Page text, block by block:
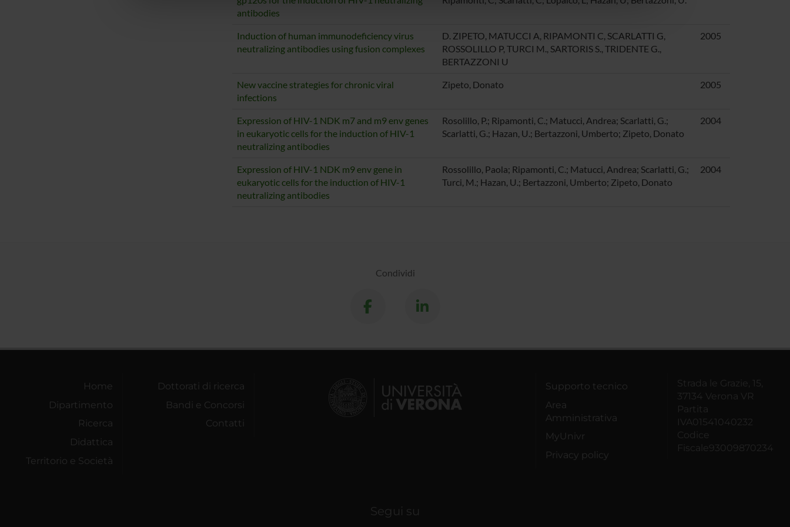
che hanno raccolto dal tuo utilizzo dei loro servizi.
antibodies
Induction of human immunodeficiency virus
neutralizing antibodies using fusion complexes
D. ZIPETO, MATUCCI A, RIPAMONTI C, SCARLATTI G,
ROSSOLILLO P, TURCI M., SARTORIS S., TRIDENTE G.,
BERTAZZONI U
2005
New vaccine strategies for chronic viral
infections
Zipeto, Donato 2005
Expression of HIV-1 NDK m7 and m9 env genes
in eukaryotic cells for the induction of HIV-1
neutralizing antibodies
Rosolillo, P.; Ripamonti, C.; Matucci, Andrea; Scarlatti, G.;
Scarlatti, G.; Hazan, U.; Bertazzoni, Umberto; Zipeto, Donato
2004
Expression of HIV-1 NDK m9 env gene in
eukaryotic cells for the induction of HIV-1
neutralizing antibodies
Rossolillo, Paola; Ripamonti, C.; Matucci, Andrea; Scarlatti, G.;
Turci, M.; Hazan, U.; Bertazzoni, Umberto; Zipeto, Donato
2004
Condividi
Home
Dipartimento
Ricerca
Didattica
Territorio e Società
Dottorati di ricerca
Bandi e Concorsi
Contatti
Supporto tecnico
Area
Amministrativa
MyUnivr
Privacy policy
Strada le Grazie, 15,
37134 Verona VR
Partita
IVA01541040232
Codice
Fiscale93009870234
Segui su